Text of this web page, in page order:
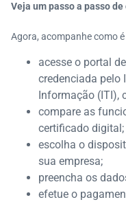
Veja um passo a passo
Agora, acompanhe como
acesse o portal
credenciada pelo
Informação (ITI),
compare as
certificado digital;
escolha o
sua empresa;
preencha os
efetue o